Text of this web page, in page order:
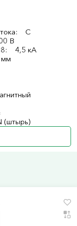
тока: C
В
4,5 кА
мм
(штырь)